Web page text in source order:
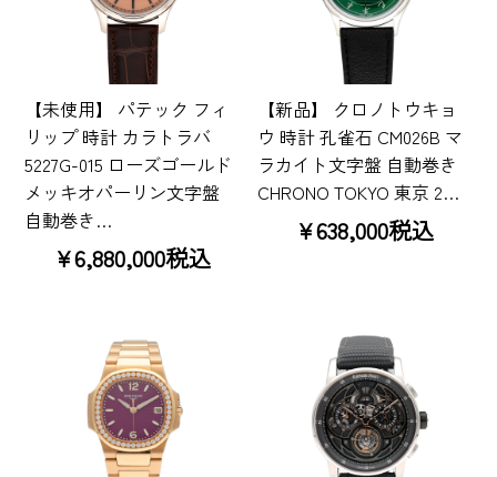
【未使用】 パテック フィ
リップ 時計 カラトラバ
5227G-015 ローズゴールド
メッキオパーリン文字盤
自動巻き…
¥6,880,000税込
【新品】 クロノトウキョ
ウ 時計 孔雀石 CM026B マ
ラカイト文字盤 自動巻き
CHRONO TOKYO 東京 2…
¥638,000税込